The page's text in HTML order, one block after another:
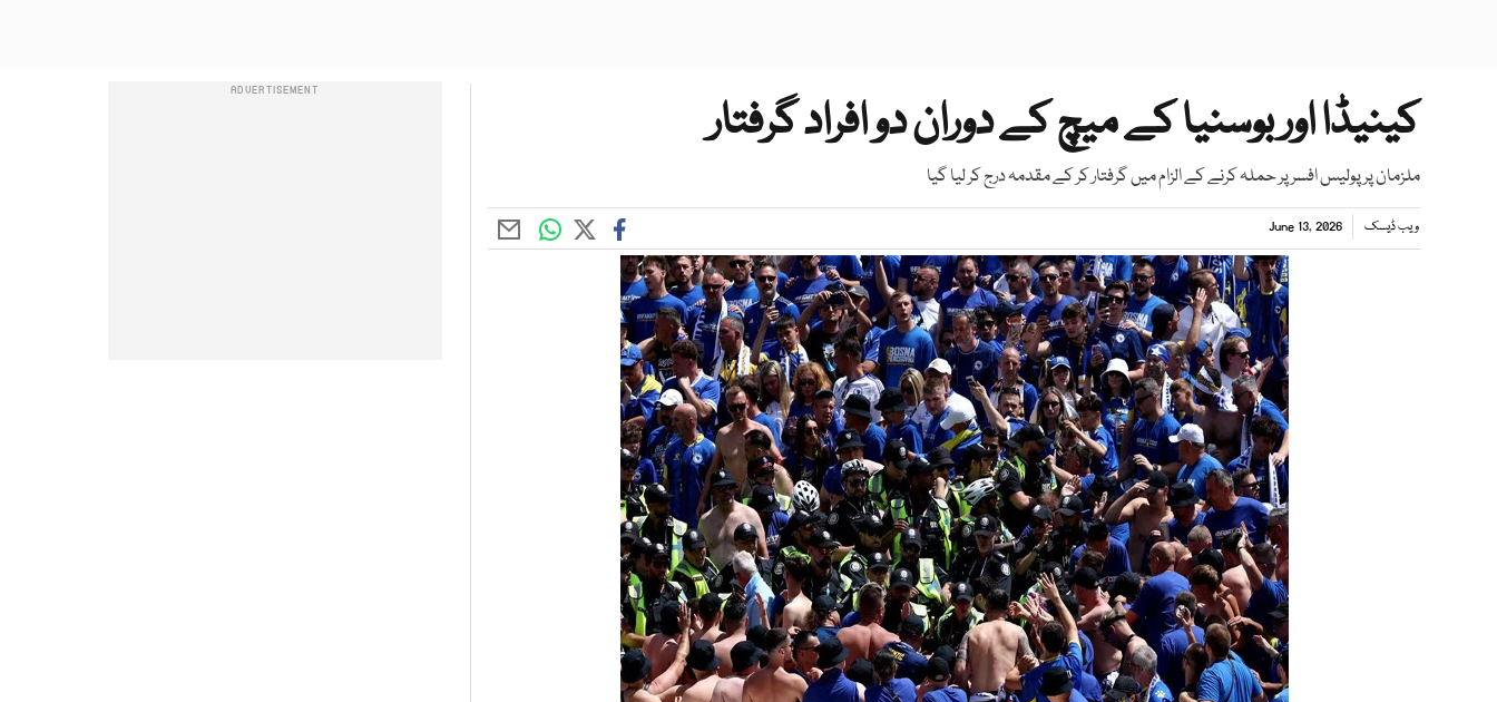
کینیڈا اور بوسنیا کے میچ کے دوران دو افراد گرفتار
ملزمان پر پولیس افسر پر حملہ کرنے کے الزام میں گرفتار کر کے مقدمہ درج کر لیا گیا
ویب ڈیسک June 13, 2026